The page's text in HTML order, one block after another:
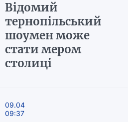
Відомий
тернопільський
шоумен може
стати мером
столиці
09.04
09:37